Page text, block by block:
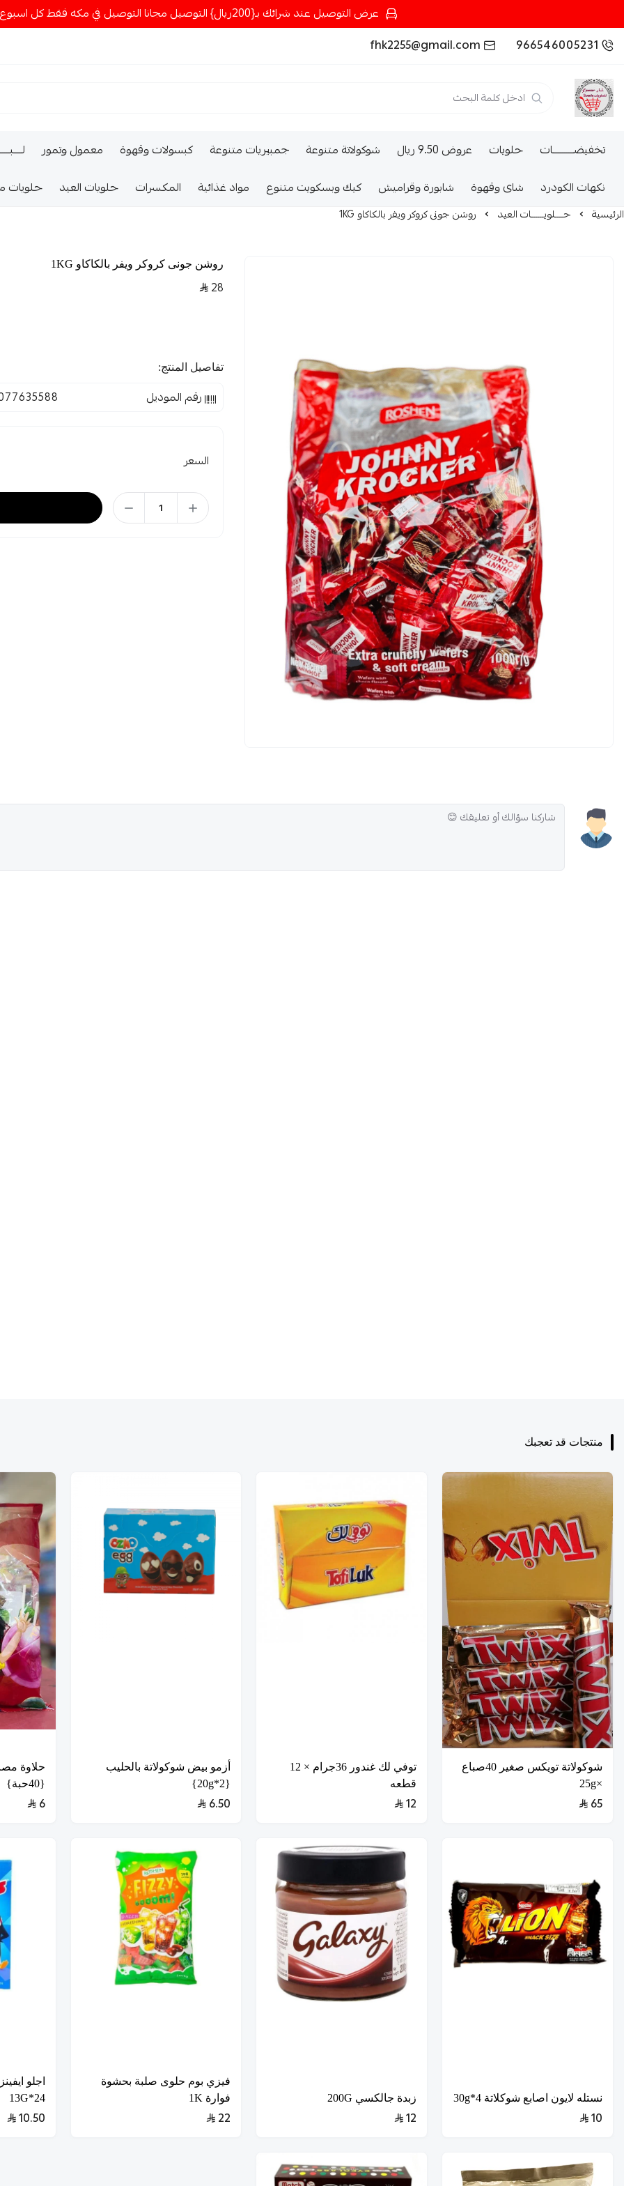
عرض التوصيل عند شرائك بـ{200ريال} التوصيل مجانا التوصيل في مكه فقط كل اسبوع اصناف جديدة
966546005231
fhk2255@gmail.com
تخفيضــــــــــات حلويات عروض 9.50 ريال شوكولاتة متنوعة جمبيريات متنوعة كبسولات وقهوة معمول وتمور
نكهات الكودرد
شاى وقهوة شابورة وقراميش كيك وبسكويت متنوع مواد غذائية المكسرات حلويات العيد حلويات
الرئيسية حــــلويــــــات العيد روشن جونى كروكر ويفر بالكاكاو 1KG
روشن جونى كروكر ويفر بالكاكاو 1KG
28
تفاصيل المنتج:
رقم الموديل
السعر
منتجات قد تعجبك
شوكولاتة تويكس صغير 40صباع
×25g
65
توفي لك غندور 36جرام × 12
قطعه
12
أزمو بيض شوكولاتة بالحليب
{2*20g}
6.50
حلاوة
{40حبة}
6
نستله لايون اصابع شوكلاتة 4*30g
10
زبدة جالكسي 200G
12
فيزي بوم حلوى صلبة بحشوة
فوارة 1K
22
اجلو
24*13G
10.50